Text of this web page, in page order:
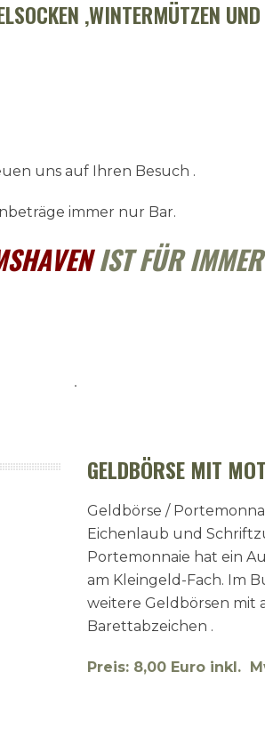
,WINTERMÜTZEN
uns auf Ihren Besuch .
immer nur Bar.
IST FÜR IMMER
.
GELDBÖRSE MIT
Geldbörse /
Eichenlaub und
Portemonnaie hat ein
am Kleingeld-Fach. Im
weitere Geldbörsen mit
Barettabzeichen .
Preis: 8,00 Euro inkl.